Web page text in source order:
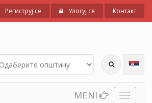
Региструј се Улогуј се Контакт
Toggle
MENI